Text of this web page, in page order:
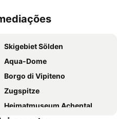
Skigebiet Sölden
Aqua-Dome
Borgo di Vipiteno
Zugspitze
Heimatmuseum Achental